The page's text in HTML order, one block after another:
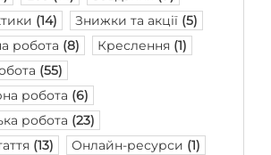
(14) Знижки та акції (5)
робота (8) Креслення (1)
(55)
робота (6)
робота (23)
(13) Онлайн-ресурси (1)